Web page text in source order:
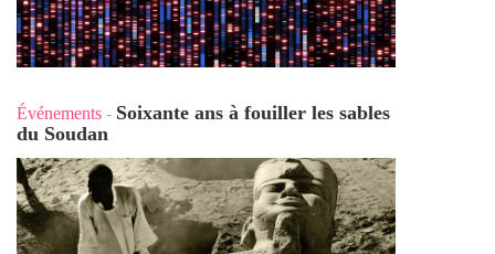
Événements - Soixante ans à fouiller les sables
du Soudan